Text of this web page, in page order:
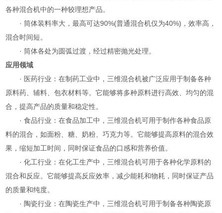
各种混合机中的一种较理想产品。
· 筒体装料率大，最高可达90%(普通混合机仅为40%)，效率高，
混合时间短。
· 筒体各处为圆弧过渡，经过精密抛光处理。
应用领域
· 医药行业：在制药工业中，三维混合机被广泛应用于制备各种
原料药、辅料、包衣材料等。它能够将多种原料进行高效、均匀的混
合，提高产品的质量和稳定性。
· 食品行业：在食品加工中，三维混合机可用于制作各种食品原
料的混合，如面粉、糖、奶粉、巧克力等。它能够提高原料的混合效
果，缩短加工时间，同时保证食品的口感和营养价值。
· 化工行业：在化工生产中，三维混合机可用于各种化学原料的
混合和反应。它能够提高反应效率，减少能耗和物耗，同时保证产品
的质量和纯度。
· 陶瓷行业：在陶瓷生产中，三维混合机可用于制备各种陶瓷原